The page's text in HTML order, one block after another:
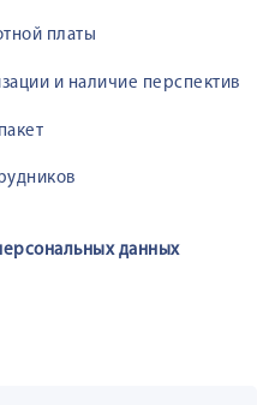
платы
и наличие перспектив
данных